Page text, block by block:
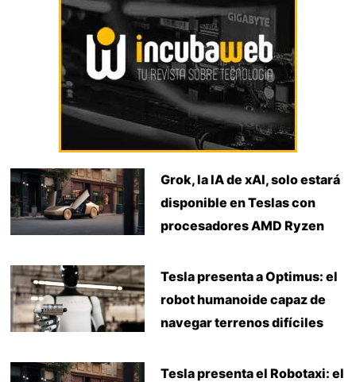
Grok, la IA de xAI, solo estará
disponible en Teslas con
procesadores AMD Ryzen
Tesla presenta a Optimus: el
robot humanoide capaz de
navegar terrenos difíciles
Tesla presenta el Robotaxi: el